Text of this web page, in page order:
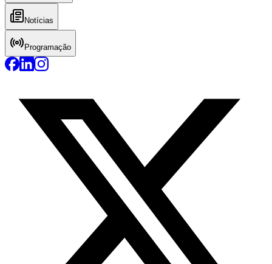
Notícias
Programação